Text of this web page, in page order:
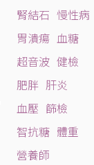
腎結石 慢性病
胃潰瘍 血糖
超音波 健檢
肥胖 肝炎
血壓 篩檢
智抗糖 體重
營養師